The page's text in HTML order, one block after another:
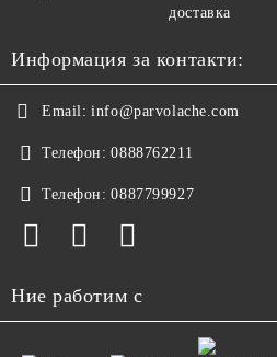
доставка
Информация за контакти:
Email: info@parvolache.com
Телефон: 0888762211
Телефон: 0887799927
Ние работим с